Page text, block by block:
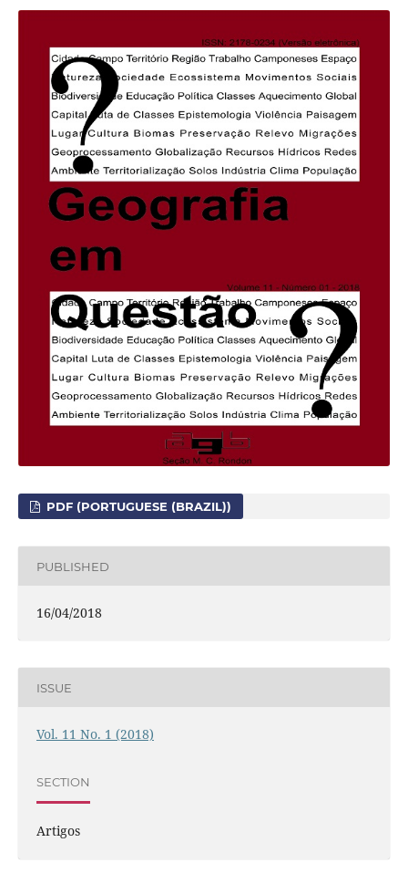
PDF (PORTUGUESE (BRAZIL))
PUBLISHED
16/04/2018
ISSUE
Vol. 11 No. 1 (2018)
SECTION
Artigos